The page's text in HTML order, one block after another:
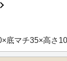
、バターの分量を
えめでシンプルな
つ丁寧に焼き上げ
上がりください。
底マチ35×高さ